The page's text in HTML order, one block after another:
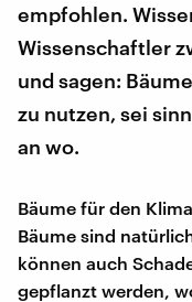
empfohlen.
Wissenschaftler
und sagen:
zu nutzen, sei
an wo.
Bäume für den
Bäume sind
können auch
gepflanzt werden,